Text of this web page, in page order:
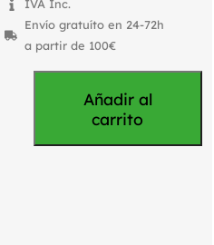
IVA Inc.
Envío gratuíto en 24-72h
a partir de 100€
Añadir al
carrito